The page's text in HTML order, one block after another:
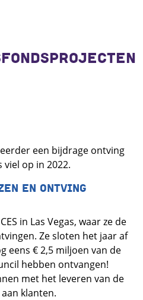
een bijdrage ontving
op in 2022.
EN ONTVING
in Las Vegas, waar ze de
Ze sloten het jaar af
eens € 2,5 miljoen van de
hebben ontvangen!
met het leveren van de
klanten.